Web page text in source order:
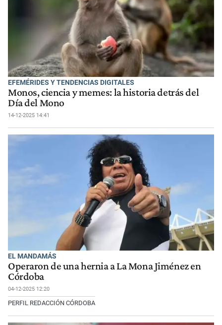
EFEMÉRIDES Y TENDENCIAS DIGITALES
Monos, ciencia y memes: la historia detrás del
Día del Mono
14-12-2025 14:41
EL MANDAMÁS
Operaron de una hernia a La Mona Jiménez en
Córdoba
04-12-2025 12:20
PERFIL REDACCIÓN CÓRDOBA